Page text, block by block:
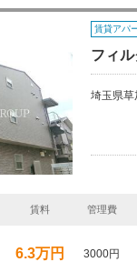
賃貸アパ
フィ
埼玉県草
賃料 管理費
6.3万円 3000円